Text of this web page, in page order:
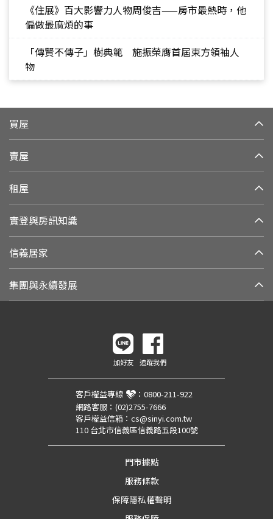
《住展》百大影響力人物周俊吉——房市最熱時，他
偏做最麻煩的事
「傳賢不傳子」樹典範 施振榮膺首屆東方領袖人
物
買屋
賣屋
租屋
實登與房訊知識
信義居家
集團與永續發展
加好友 追蹤我們
客戶權益專線 ： 0800-211-922
網路客服： (02)2755-7666
客戶權益信箱： cs@sinyi.com.tw
110 台北市信義區信義路五段100號
門市據點
服務條款
保障隱私權聲明